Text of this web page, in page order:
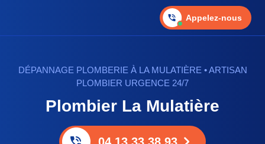
Appelez-nous
DÉPANNAGE PLOMBERIE À LA MULATIÈRE • ARTISAN
PLOMBIER URGENCE 24/7
Plombier La Mulatière